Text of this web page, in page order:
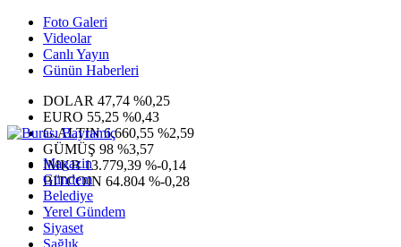
Foto Galeri
Videolar
Canlı Yayın
Günün Haberleri
DOLAR 47,74 %0,25
EURO 55,25 %0,43
G.ALTIN6.660,55 %2,59
GÜMÜŞ 98 %3,57
IMKB13.779,39 %-0,14
BITCOIN 64.804 %-0,28
Magazin
Gündem
Belediye
Yerel Gündem
Siyaset
Sağlık